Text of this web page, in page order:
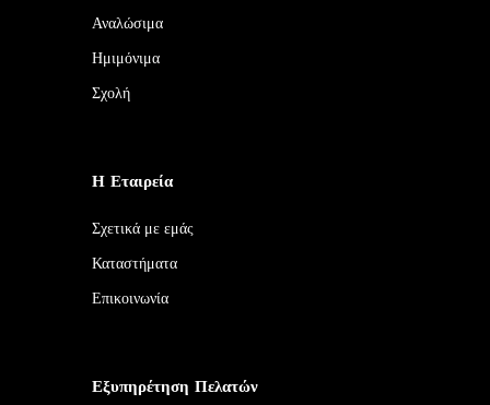
Αναλώσιμα
Ημιμόνιμα
Σχολή
Η Εταιρεία
Σχετικά με εμάς
Καταστήματα
Επικοινωνία
Εξυπηρέτηση Πελατών